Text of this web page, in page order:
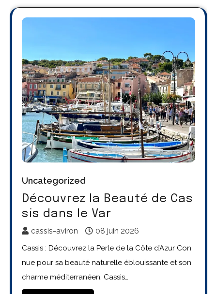
Uncategorized
Découvrez la Beauté de Cas
sis dans le Var
cassis-aviron 08 juin 2026
Cassis : Découvrez la Perle de la Côte d’Azur Con
nue pour sa beauté naturelle éblouissante et son
charme méditerranéen, Cassis…